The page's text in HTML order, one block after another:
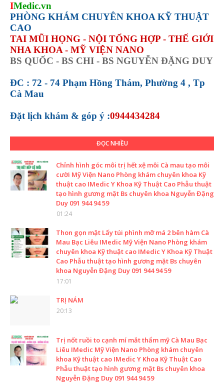
IMedic.vn
PHÒNG KHÁM CHUYÊN KHOA KỸ THUẬT
CAO
TAI MŨI HỌNG - NỘI TỔNG HỢP - THẾ GIỚI
NHA KHOA - MỸ VIỆN NANO
BS QUỐC - BS CHI - BS NGUYỄN ĐẶNG DUY
ĐC : 72 - 74 Phạm Hồng Thám, Phường 4 , Tp
Cà Mau
Đặt lịch khám & góp ý :0944434284
ĐỌC NHIỀU
Chỉnh hình góc môi trị hết xệ môi Cà mau tạo môi
cười Mỹ Viện Nano Phòng khám chuyên khoa Kỹ
thuật cao IMedic Y Khoa Kỹ Thuật Cao Phẫu thuật
tạo hình gương mặt Bs chuyên khoa Nguyễn Đặng
Duy 091 944 94 59
01:24
Thon gọn mặt Lấy túi phình mỡ má 2 bên hàm Cà
Mau Bạc Liêu IMedic Mỹ Viện Nano Phòng khám
chuyên khoa Kỹ thuật cao IMedic Y Khoa Kỹ Thuật
Cao Phẫu thuật tạo hình gương mặt Bs chuyên
khoa Nguyễn Đặng Duy 091 944 94 59
17:01
TRỊ NÁM
20:13
Trị nốt ruồi to cạnh mí mắt thẩm mỹ Cà Mau Bạc
Liêu IMedic Mỹ Viện Nano Phòng khám chuyên
khoa Kỹ thuật cao IMedic Y Khoa Kỹ Thuật Cao
Phẫu thuật tạo hình gương mặt Bs chuyên khoa
Nguyễn Đặng Duy 091 944 94 59